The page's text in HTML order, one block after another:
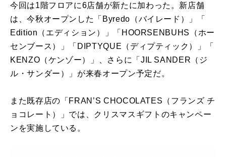
今回は1階フロアに6店舗が新たに加わった。新店舗
は、今秋オープンした「Byredo（バイレード）」「
Edition（エディション）」「HOORSENBUHS（ ホー
センブース）」「DIPTYQUE（ディプティック）」「
KENZO（ケンゾー）」、さらに「JIL SANDER（ジ
ル・サンダー）」が来春オープン予定だ。
また既存店の「FRANʼS CHOCOLATES（フランズ チ
ョコレート）」では、 クリスマスギフトのキャンペー
ンを実施している。